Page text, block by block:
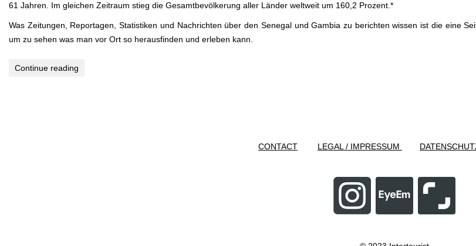
61 Jahren. Im gleichen Zeitraum stieg die Gesamtbevölkerung aller Länder weltweit um 160,2 Prozent.*
Was Zeitungen, Reportagen, Statistiken und Nachrichten über den Senegal und Gambia zu berichten wissen ist die eine
um zu sehen was man vor Ort so herausfinden und erleben kann.
Continue reading
CONTACT LEGAL / IMPRESSUM